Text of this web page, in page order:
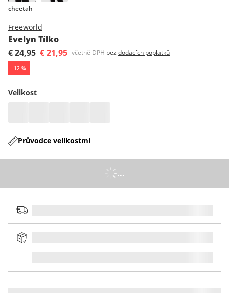
cheetah
Freeworld
Evelyn Tílko
€ 24,95 € 21,95 včetně DPH bez dodacích poplatků
-12 %
Velikost
Průvodce velikostmi
...